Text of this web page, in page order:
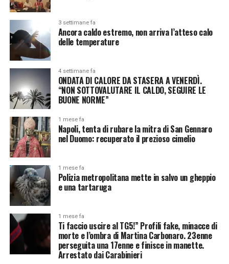
3 settimane fa
Ancora caldo estremo, non arriva l’atteso calo
delle temperature
4 settimane fa
ONDATA DI CALORE DA STASERA A VENERDÌ.
“NON SOTTOVALUTARE IL CALDO, SEGUIRE LE
BUONE NORME”
1 mese fa
Napoli, tenta di rubare la mitra di San Gennaro
nel Duomo: recuperato il prezioso cimelio
1 mese fa
Polizia metropolitana mette in salvo un gheppio
e una tartaruga
1 mese fa
Ti faccio uscire al TG5!” Profili fake, minacce di
morte e l’ombra di Martina Carbonaro. 23enne
perseguita una 17enne e finisce in manette.
Arrestato dai Carabinieri